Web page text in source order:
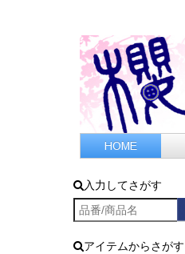
HOME
入力してさがす
アイテムからさがす